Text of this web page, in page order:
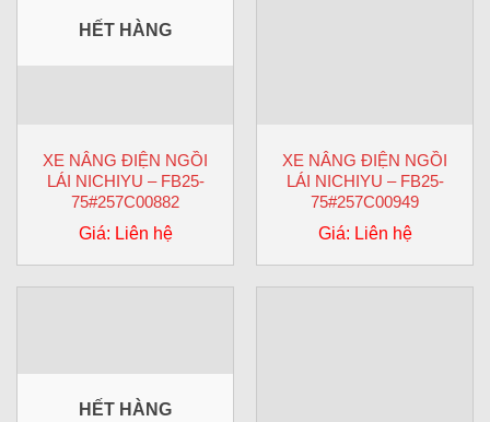
HẾT HÀNG
XE NÂNG ĐIỆN NGỒI
LÁI NICHIYU – FB25-
75#257C00882
Giá: Liên hệ
XE NÂNG ĐIỆN NGỒI
LÁI NICHIYU – FB25-
75#257C00949
Giá: Liên hệ
HẾT HÀNG